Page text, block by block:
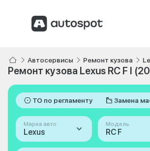
Автосервисы Ремонт кузова
Ремонт кузова Lexus RC F I
ТО по регламенту Замена
Марка авто
Lexus
Модель
RC F